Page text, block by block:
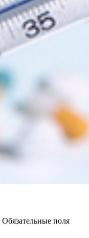
Обязательные поля